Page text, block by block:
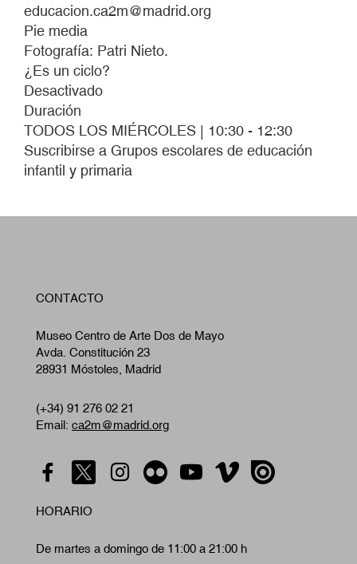
educacion.ca2m@madrid.org
Pie media
Fotografía: Patri Nieto.
¿Es un ciclo?
Desactivado
Duración
TODOS LOS MIÉRCOLES | 10:30 - 12:30
Suscribirse a Grupos escolares de educación
infantil y primaria
CONTACTO
Museo Centro de Arte Dos de Mayo
Avda. Constitución 23
28931 Móstoles, Madrid
(+34) 91 276 02 21
Email: ca2m@madrid.org
HORARIO
De martes a domingo de 11:00 a 21:00 h